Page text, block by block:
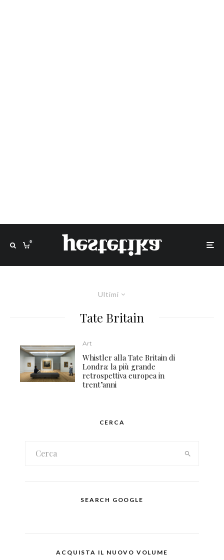
0
Ultimi
Tate Britain
Art
Whistler alla Tate Britain di
Londra: la più grande
retrospettiva europea in
trent’anni
CERCA
SEARCH GOOGLE
ACQUISTA IL NUOVO VOLUME